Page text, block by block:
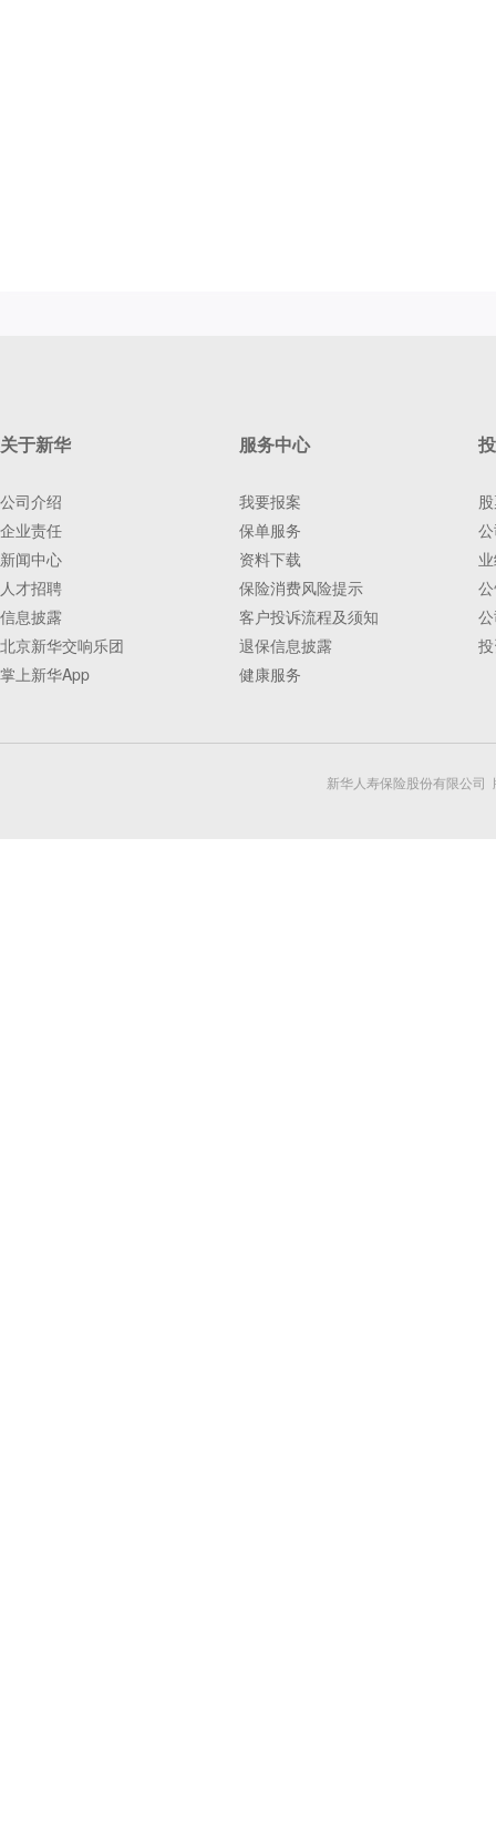
关于新华
公司介绍
企业责任
新闻中心
人才招聘
信息披露
北京新华交响乐团
掌上新华App
服务中心
我要报案
保单服务
资料下载
保险消费风险提示
客户投诉流程及须知
退保信息披露
健康服务
新华人寿保险股份有限公